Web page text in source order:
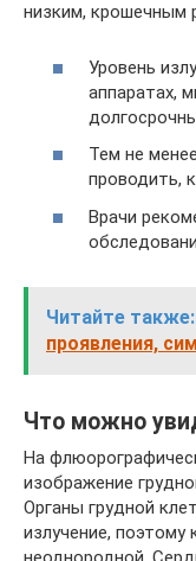
низким, крошечным
Уровень
аппаратах,
Тем не
проводить,
Врачи
Читайте также:
проявления,
Что можно
На
изображение
Органы грудной
излучение, поэтому